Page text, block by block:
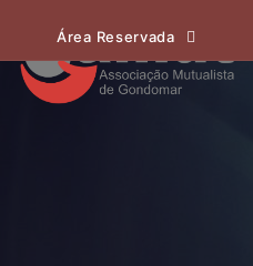
Área Reservada